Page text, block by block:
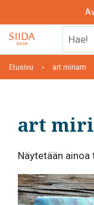
content
Etusivu art miriam
art
Näytetään ainoa